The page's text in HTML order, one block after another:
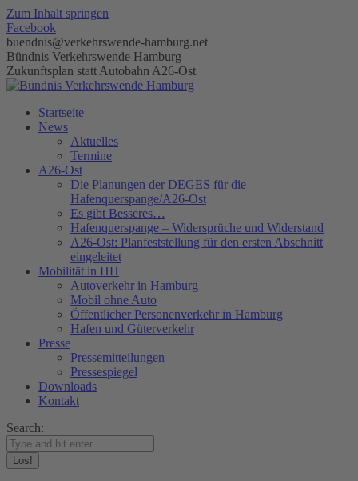
Zum Inhalt springen
Facebook
buendnis@verkehrswende-hamburg.net
Bündnis Verkehrswende Hamburg
Zukunftsplan statt Autobahn A26-Ost
Startseite
News
Aktuelles
Termine
A26-Ost
Die Planungen der DEGES für die
Hafenquerspange/A26-Ost
Es gibt Besseres…
Hafenquerspange – Widersprüche und Widerstand
A26-Ost: Planfeststellung für den ersten Abschnitt
eingeleitet
Mobilität in HH
Autoverkehr in Hamburg
Mobil ohne Auto
Öffentlicher Personenverkehr in Hamburg
Hafen und Güterverkehr
Presse
Pressemitteilungen
Pressespiegel
Downloads
Kontakt
Search: